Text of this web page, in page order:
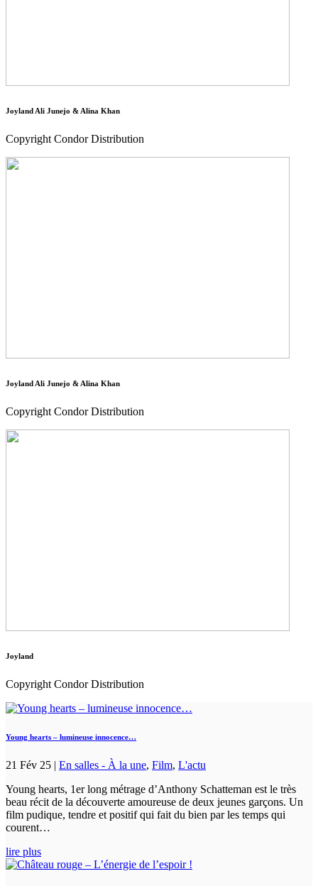
Joyland Ali Junejo & Alina Khan
Copyright Condor Distribution
Joyland Ali Junejo & Alina Khan
Copyright Condor Distribution
Joyland
Copyright Condor Distribution
Young hearts – lumineuse innocence…
21 Fév 25 | En salles - À la une, Film, L'actu
Young hearts, 1er long métrage d’Anthony Schatteman est le très
beau récit de la découverte amoureuse de deux jeunes garçons. Un
film pudique, tendre et positif qui fait du bien par les temps qui
courent…
lire plus